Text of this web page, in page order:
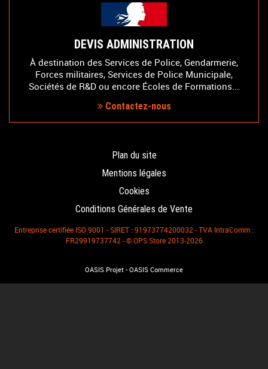
DEVIS ADMINISTRATION
À destination des Services de Police, Gendarmerie,
Forces militaires, Services de Police Municipale,
Sociétés de R&D ou encore Écoles de Formations...
Contactez-nous
Plan du site
Mentions légales
Cookies
Conditions Générales de Vente
Entreprise certifiée ISO 9001 - SIRET : 91973774200032 - TVA IntraComm :
FR29919737742 - © OPS Store 2013-2026
OASIS Projet - OASIS Commerce